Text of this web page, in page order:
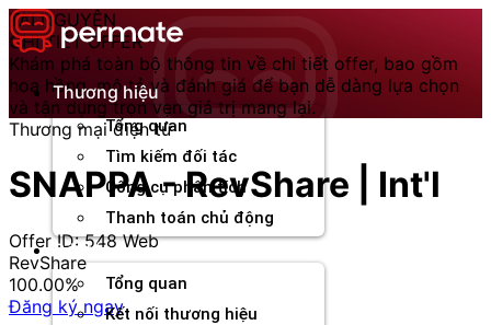
Chuyển
đến
nội
dungThương hiệu
Tổng quan
Tìm kiếm đối tác
Công cụ phân tích
Thanh toán chủ động
Đối tác
Tổng quan
Kết nối thương hiệu
TÀI NGUYÊN
CHI TIẾT OFFER
Khám phá toàn bộ thông tin về chi tiết offer, bao gồm
hoa hồng, mô tả và đánh giá để bạn dễ dàng lựa chọn
và tận dụng trọn vẹn giá trị mang lại.
Thương mại điện tử
SNAPPA - RevShare | Int'l
Offer ID: 548 Web
RevShare
100.00%
Đăng ký ngay